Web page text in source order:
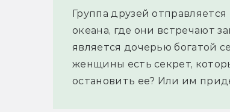
Группа друзей
океана, где они встречают
является дочерью богатой
женщины есть секрет,
остановить ее? Или им